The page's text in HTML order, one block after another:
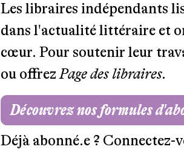
Les libraires indépendants
dans l'actualité littéraire et
cœur. Pour soutenir leur
ou offrezPage des libraires.
Découvrez nos formules
Déjà abonné.e ? Connectez-